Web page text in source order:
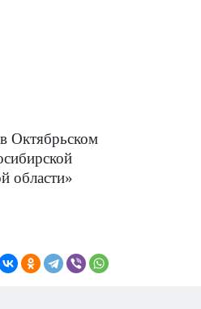
Ини
Октябрьском
области»